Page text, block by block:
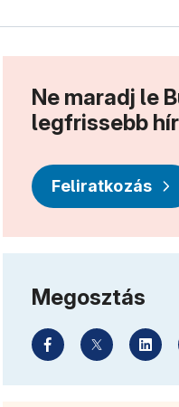
Ne maradj le
legfrissebb
Feliratkozás
Megosztás